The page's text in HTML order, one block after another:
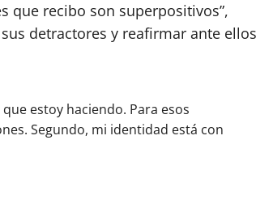
que recibo son superpositivos”,
detractores y reafirmar ante ellos
estoy haciendo. Para esos
Segundo, mi identidad está con